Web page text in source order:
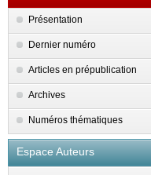
Présentation
Dernier numéro
Articles en prépublication
Archives
Numéros thématiques
Espace Auteurs